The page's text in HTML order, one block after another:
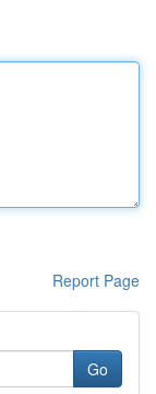
Report Page
Go